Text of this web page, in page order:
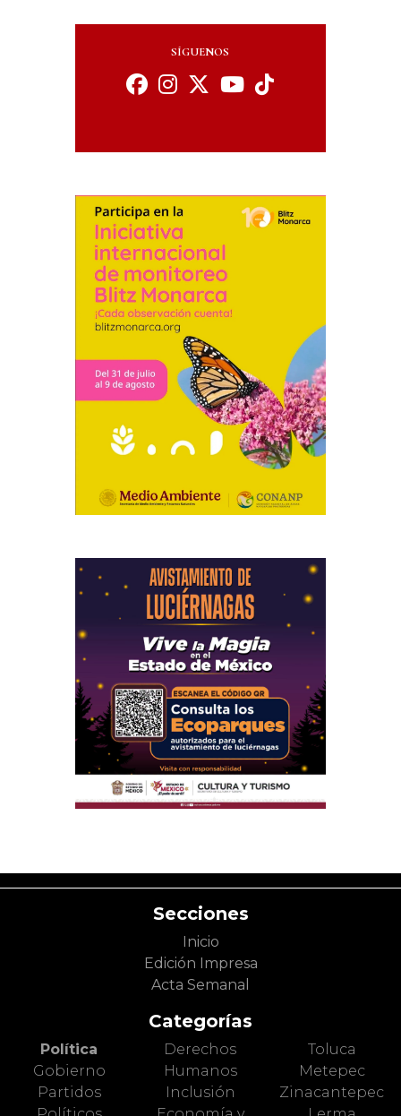
SÍGUENOS
Secciones
Inicio
Edición Impresa
Acta Semanal
Categorías
Política
Gobierno
Partidos
Derechos
Humanos
Inclusión
Toluca
Metepec
Zinacantepec